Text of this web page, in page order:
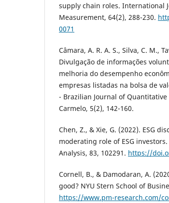
supply chain roles. International
Measurement, 64(2), 288-230.
0071
Câmara, A. R. A. S., Silva, C. M.,
Divulgação de informações
melhoria do desempenho
empresas listadas na bolsa de
- Brazilian Journal of
Carmelo, 5(2), 142-160.
Chen, Z., & Xie, G. (2022). ESG
moderating role of ESG
Analysis, 83, 102291. https://
Cornell, B., & Damodaran, A.
good? NYU Stern School of
https://www.pm-research.com/